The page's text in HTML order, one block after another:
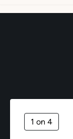
1 on 4